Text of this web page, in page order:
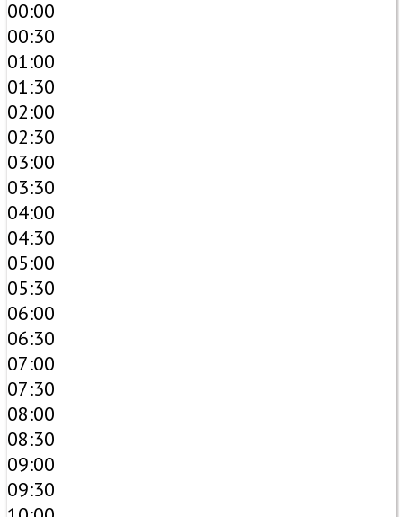
00:00
00:30
01:00
01:30
02:00
02:30
03:00
03:30
04:00
04:30
05:00
05:30
06:00
06:30
07:00
07:30
08:00
08:30
09:00
09:30